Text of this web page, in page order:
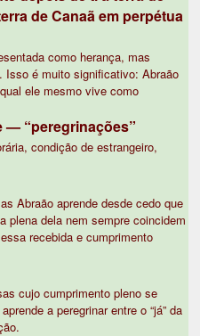
de Canaã em perpétua
como herança, mas
Isso é muito significativo: Abraão
ele mesmo vive como
— “peregrinações”
condição de estrangeiro,
Abraão aprende desde cedo que
plena dela nem sempre coincidem
recebida e cumprimento
cujo cumprimento pleno se
a peregrinar entre o “já” da